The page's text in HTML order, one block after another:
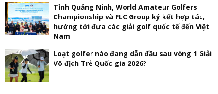
Tỉnh Quảng Ninh, World Amateur Golfers
Championship và FLC Group ký kết hợp tác,
hướng tới đưa các giải golf quốc tế đến Việt
Nam
Loạt golfer nào đang dẫn đầu sau vòng 1 Giải
Vô địch Trẻ Quốc gia 2026?